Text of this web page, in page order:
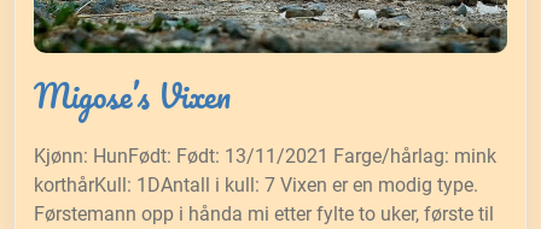
Migose’s Vixen
Kjønn: HunFødt: Født: 13/11/2021 Farge/hårlag: mink
korthårKull: 1DAntall i kull: 7 Vixen er en modig type.
Førstemann opp i hånda mi etter fylte to uker, første til